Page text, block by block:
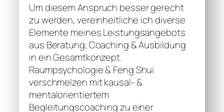
Um diesem Anspruch besser gerecht
zu werden, vereinheitliche ich diverse
Elemente meines Leistungsangebots
aus Beratung, Coaching & Ausbildung
in ein Gesamtkonzept.
Raumpsychologie & Feng Shui
verschmelzen mit kausal- &
mentalorientiertem
Begleitungscoaching zu einer